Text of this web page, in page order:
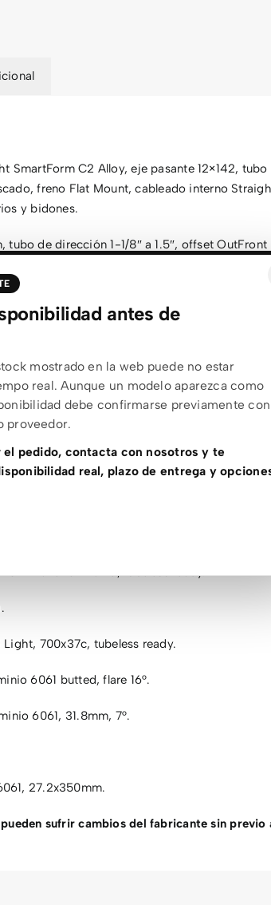
SmartForm C2 Alloy, eje pasante 12×142,
freno Flat Mount, cableado interno
y bidones.
tubo de dirección 1-1/8″ a 1.5″, offset
pasante 12×100, triple anclaje para bidón/
GS.
11 velocidades.
11-50, 11 velocidades.
discos RT30 180/160mm.
hidráulicas para freno de disco.
ancho interno, tubeless ready.
Light, 700x37c, tubeless ready.
6061 butted, flare 16°.
6061, 31.8mm, 7°.
27.2x350mm.
sufrir cambios del fabricante sin previo
antes de
mostrado en la web puede no estar
real. Aunque un modelo aparezca como
debe confirmarse previamente con
proveedor.
el pedido, contacta con nosotros y te
real, plazo de entrega y